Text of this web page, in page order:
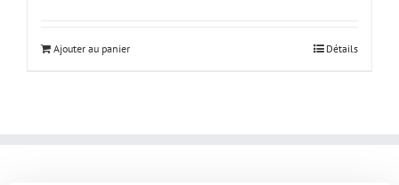
Ajouter au panier Détails